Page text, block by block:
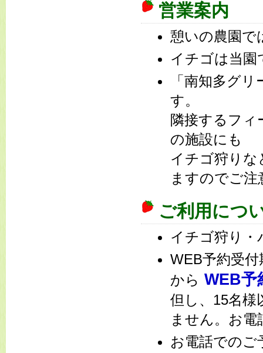
営業案内
憩いの農園で
イチゴは当園
「南知多グ
す。
隣接するフ
の施設にも
イチゴ狩り
ますのでご注
ご利用につ
イチゴ狩り・
WEB予約受
から WEB
但し、15名様
ません。お
お電話での